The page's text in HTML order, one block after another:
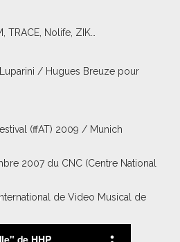
TRACE, Nolife, ZIK…
/ Hugues Breuze pour
(ffAT) 2009 / Munich
2007 du CNC (Centre National
de Video Musical de